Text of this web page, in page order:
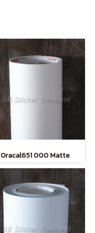
Oracal651 000 Matte